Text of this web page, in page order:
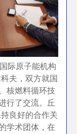
际原子能机构
夫，双方就国
核燃料循环技
行了交流。丘
良好的合作关
学术团体，在